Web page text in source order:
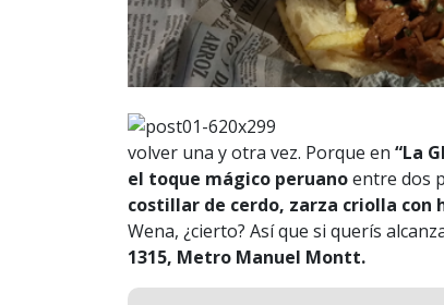
volver una y otra vez. Porque en “La
el toque mágico peruanoentre dos
costillar de cerdo, zarza criolla
Wena, ¿cierto? Así que si querís
1315, Metro Manuel Montt.